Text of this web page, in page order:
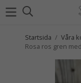
Startsida / Våra
Rosa ros gren